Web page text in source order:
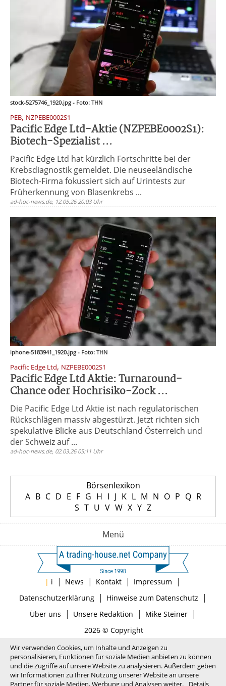
stock-5275746_1920.jpg - Foto: THN
PEB, NZPEBE0002S1
Pacific Edge Ltd-Aktie (NZPEBE0002S1):
Biotech-Spezialist ...
Pacific Edge Ltd hat kürzlich Fortschritte bei der
Krebsdiagnostik gemeldet. Die neuseeländische
Biotech-Firma fokussiert sich auf Urintests zur
Früherkennung von Blasenkrebs ...
ad-hoc-news.de, 12.05.26 20:03 Uhr
iphone-5183941_1920.jpg - Foto: THN
Pacific Edge Ltd, NZPEBE0002S1
Pacific Edge Ltd Aktie: Turnaround-
Chance oder Hochrisiko-Zock ...
Die Pacific Edge Ltd Aktie ist nach regulatorischen
Rückschlägen massiv abgestürzt. Jetzt richten sich
spekulative Blicke aus Deutschland Österreich und
der Schweiz auf ...
ad-hoc-news.de, 02.03.26 05:11 Uhr
Börsenlexikon
A B C D E F G H I J K L M N O P Q R
S T U V W X Y Z
Menü
| i | News | Kontakt | Impressum |
Datenschutzerklärung| Hinweise zum Datenschutz |
Über uns | Unsere Redaktion | Mike Steiner|
2026 © Copyright
Wir verwenden Cookies, um Inhalte und Anzeigen zu
personalisieren, Funktionen für soziale Medien anbieten zu können
und die Zugriffe auf unsere Website zu analysieren. Außerdem geben
wir Informationen zu Ihrer Nutzung unserer Website an unsere
Partner für soziale Medien, Werbung und Analysen weiter.
Details